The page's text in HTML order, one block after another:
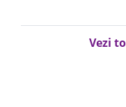
Vezi